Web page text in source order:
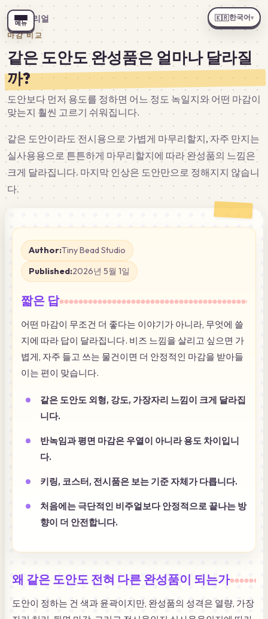
←튜토리얼
마감 비교
같은 도안도 완성품은 얼마나 달라질
까?
도안보다 먼저 용도를 정하면 어느 정도 녹일지와 어떤 마감이
맞는지 훨씬 고르기 쉬워집니다.
같은 도안이라도 전시용으로 가볍게 마무리할지, 자주 만지는
실사용용으로 튼튼하게 마무리할지에 따라 완성품의 느낌은
크게 달라집니다. 마지막 인상은 도안만으로 정해지지 않습니
다.
Author:Tiny Bead Studio
Published:2026년 5월 1일
짧은 답
어떤 마감이 무조건 더 좋다는 이야기가 아니라, 무엇에 쓸
지에 따라 답이 달라집니다. 비즈 느낌을 살리고 싶으면 가
볍게, 자주 들고 쓰는 물건이면 더 안정적인 마감을 받아들
이는 편이 맞습니다.
같은 도안도 외형, 강도, 가장자리 느낌이 크게 달라집
니다.
반녹임과 평면 마감은 우열이 아니라 용도 차이입니
다.
키링, 코스터, 전시품은 보는 기준 자체가 다릅니다.
처음에는 극단적인 비주얼보다 안정적으로 끝나는 방
향이 더 안전합니다.
왜 같은 도안도 전혀 다른 완성품이 되는가
도안이 정하는 건 색과 윤곽이지만, 완성품의 성격은 열량, 가장
메뉴
🇰🇷한국어▾